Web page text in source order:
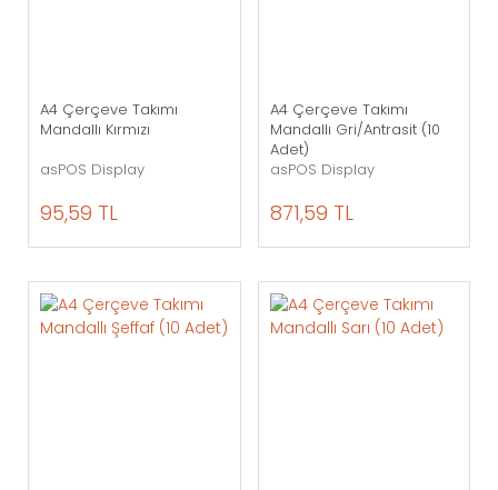
A4 Çerçeve Takımı
Mandallı Kırmızı
asPOS Display
95,59 TL
A4 Çerçeve Takımı
Mandallı Gri/Antrasit (10
Adet)
asPOS Display
871,59 TL